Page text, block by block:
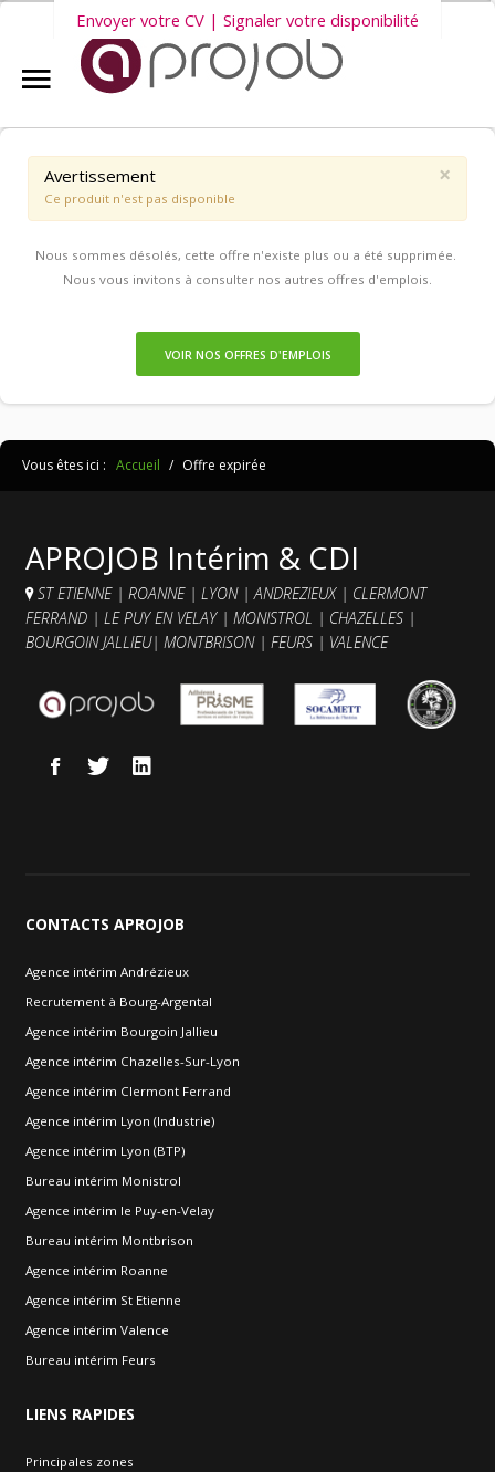
Accueil
Aprojob ?
Entreprises
Offres d'emploi
Salariés Aprojob
Envoyer votre CV | Signaler votre disponibilité
×
Avertissement
Ce produit n'est pas disponible
Nous sommes désolés, cette offre n'existe plus ou a été supprimée.
Nous vous invitons à consulter nos autres offres d'emplois.
VOIR NOS OFFRES D'EMPLOIS
Vous êtes ici : Accueil / Offre expirée
APROJOB Intérim & CDI
ST ETIENNE| ROANNE | LYON |ANDREZIEUX | CLERMONT
FERRAND | LE PUY EN VELAY| MONISTROL | CHAZELLES |
BOURGOIN JALLIEU| MONTBRISON | FEURS | VALENCE
CONTACTS APROJOB
Agence intérim Andrézieux
Recrutement à Bourg-Argental
Agence intérim Bourgoin Jallieu
Agence intérim Chazelles-Sur-Lyon
Agence intérim Clermont Ferrand
Agence intérim Lyon (Industrie)
Agence intérim Lyon (BTP)
Bureau intérim Monistrol
Agence intérim le Puy-en-Velay
Bureau intérim Montbrison
Agence intérim Roanne
Agence intérim St Etienne
Agence intérim Valence
Bureau intérim Feurs
LIENS RAPIDES
Principales zones